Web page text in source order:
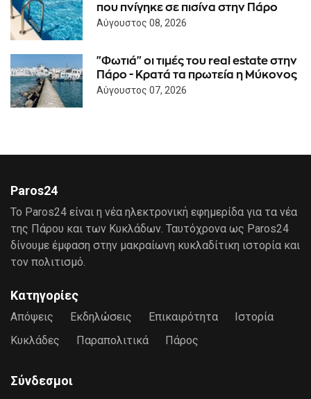
που πνίγηκε σε πισίνα στην Πάρο
Αύγουστος 08, 2026
"Φωτιά" οι τιμές του real estate στην
Πάρο - Κρατά τα πρωτεία η Μύκονος
Αύγουστος 07, 2026
Paros24
Το Paros24 είναι η νέα ηλεκτρονική εφημερίδα για τα νέα
της Πάρου και των Κυκλάδων. Ταυτόχρονα ως Paros24
δίνουμε έμφαση στην μακραίωνη κυκλαδίτικη ιστορία και
τον πολιτισμό.
Κατηγορίες
Απόψεις Εκδηλώσεις Επικαιρότητα
Ιστορία
Κυκλάδες
Παραπολιτικά Πάρος
Σύνδεσμοι